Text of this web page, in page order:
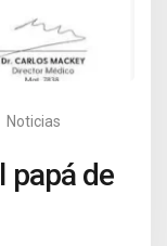
Noticias
papá de